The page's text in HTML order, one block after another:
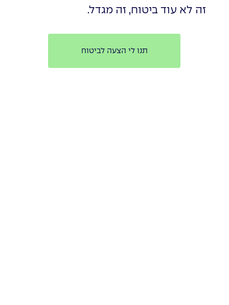
זה לא עוד ביטוח, זה מגדל.
תנו לי הצעה לביטוח